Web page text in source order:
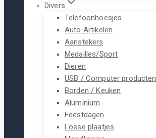
Divers
Telefoonhoesjes
Auto Artikelen
Aanstekers
Medailles/Sport
Dieren
USB / Computer producten
Borden / Keuken
Aluminium
Feestdagen
Losse plaatjes